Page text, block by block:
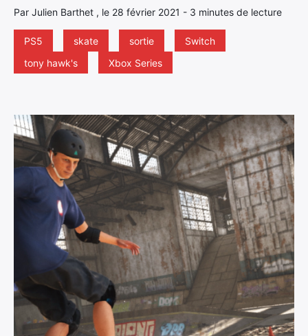
Par Julien Barthet , le 28 février 2021 - 3 minutes de lecture
PS5 skate sortie
Switch
tony hawk's
Xbox Series